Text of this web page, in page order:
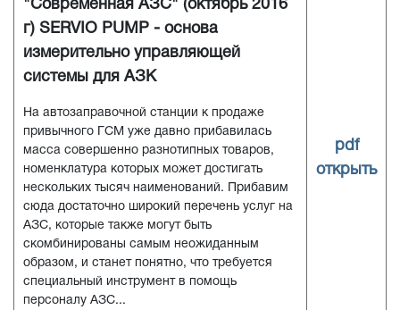
"Современная АЗС" (октябрь 2016
г) SERVIO PUMP - основа
измерительно управляющей
системы для АЗК
На автозаправочной станции к продаже
привычного ГСМ уже давно прибавилась
масса совершенно разнотипных товаров,
номенклатура которых может достигать
нескольких тысяч наименований. Прибавим
сюда достаточно широкий перечень услуг на
АЗС, которые также могут быть
скомбинированы самым неожиданным
образом, и станет понятно, что требуется
специальный инструмент в помощь
персоналу АЗС...
pdf
открыть